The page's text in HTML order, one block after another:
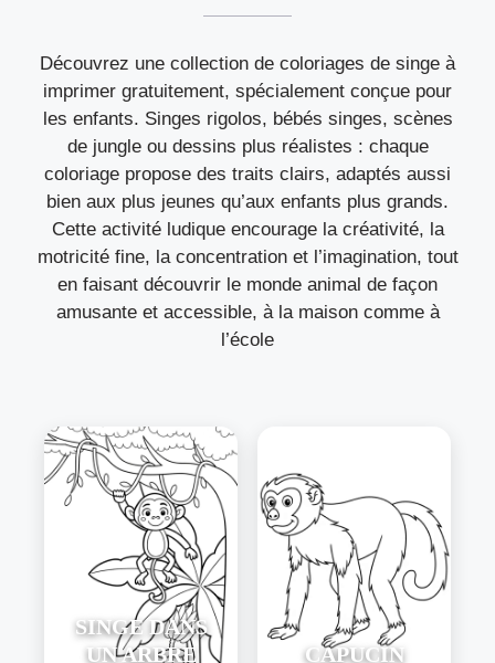
Découvrez une collection de coloriages de singe à
imprimer gratuitement, spécialement conçue pour
les enfants. Singes rigolos, bébés singes, scènes
de jungle ou dessins plus réalistes : chaque
coloriage propose des traits clairs, adaptés aussi
bien aux plus jeunes qu’aux enfants plus grands.
Cette activité ludique encourage la créativité, la
motricité fine, la concentration et l’imagination, tout
en faisant découvrir le monde animal de façon
amusante et accessible, à la maison comme à
l’école
SINGE DANS
UN ARBRE
CAPUCIN